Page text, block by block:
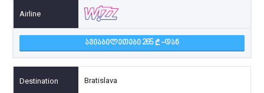
ᲐᲕᲘᲐᲑᲘᲚᲔᲗᲔᲑᲘ 265 -ᲓᲐᲜ
Bratislava